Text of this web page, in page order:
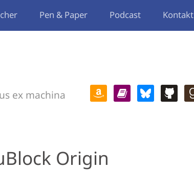
Pen & Paper Podcast Kontakt
ex machina
Origin